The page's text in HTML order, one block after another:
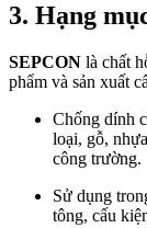
3. Hạng
SEPCON là chất
phẩm và sản xuất
Chống dính
loại, gỗ,
công trường.
Sử dụng
tông, cấu